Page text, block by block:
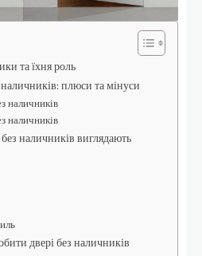
та їхня роль
плюси та мінуси
наличників
наличників
наличників виглядають
двері без наличників